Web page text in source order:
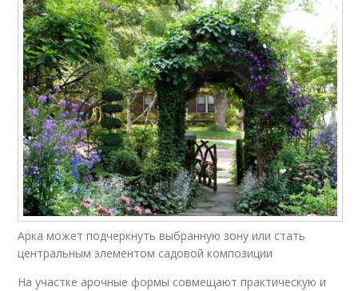
Арка может подчеркнуть выбранную зону или стать
центральным элементом садовой композиции
На участке арочные формы совмещают практическую и